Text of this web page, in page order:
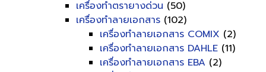
เครื่องทำตรายางด่วน (50)
เครื่องทำลายเอกสาร (102)
เครื่องทำลายเอกสาร COMIX (2)
เครื่องทำลายเอกสาร DAHLE (11)
เครื่องทำลายเอกสาร EBA (2)